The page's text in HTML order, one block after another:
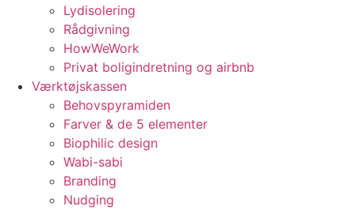
Lydisolering
Rådgivning
HowWeWork
Privat boligindretning og airbnb
Værktøjskassen
Behovspyramiden
Farver & de 5 elementer
Biophilic design
Wabi-sabi
Branding
Nudging